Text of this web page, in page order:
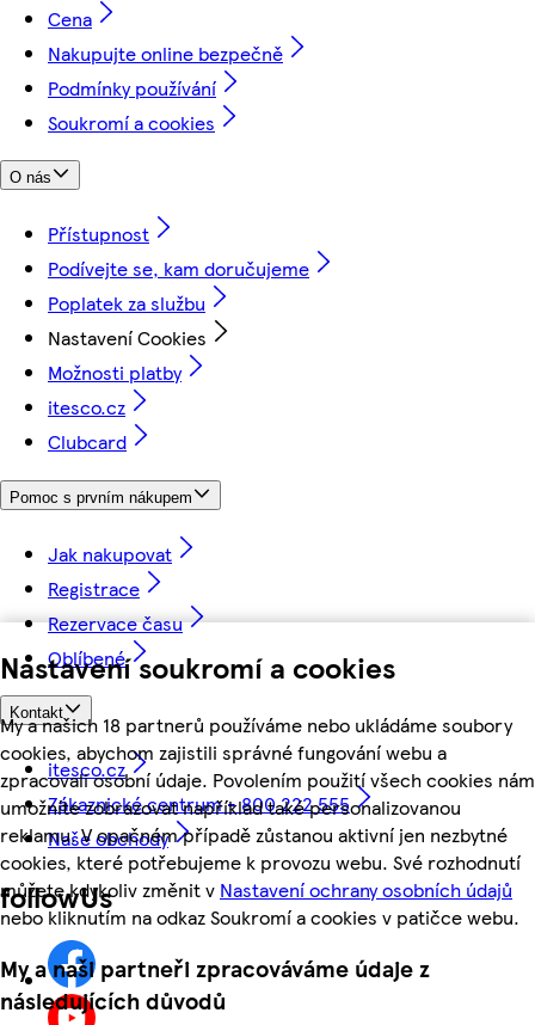
Nastavení soukromí a cookies
My a našich 18 partnerů používáme nebo ukládáme soubory
cookies, abychom zajistili správné fungování webu a
zpracovali osobní údaje. Povolením použití všech cookies nám
umožníte zobrazovat například také personalizovanou
reklamu. V opačném případě zůstanou aktivní jen nezbytné
cookies, které potřebujeme k provozu webu. Své rozhodnutí
můžete kdykoliv změnit v Nastavení ochrany osobních údajů
nebo kliknutím na odkaz Soukromí a cookies v patičce webu.
My a naši partneři zpracováváme údaje z
následujících důvodů
Cena
Nakupujte online bezpečně
Podmínky používání
Soukromí a cookies
O nás
Přístupnost
Podívejte se, kam doručujeme
Poplatek za službu
Nastavení Cookies
Možnosti platby
itesco.cz
Clubcard
Pomoc s prvním nákupem
Jak nakupovat
Registrace
Rezervace času
Oblíbené
Kontakt
itesco.cz
Zákaznické centrum - 800 222 555
Naše obchody
followUs